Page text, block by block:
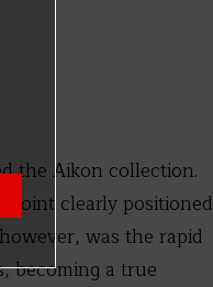
the Aikon collection.
point clearly positioned
was the rapid
becoming a true